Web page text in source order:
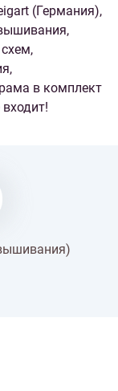
(Германия),
в комплект